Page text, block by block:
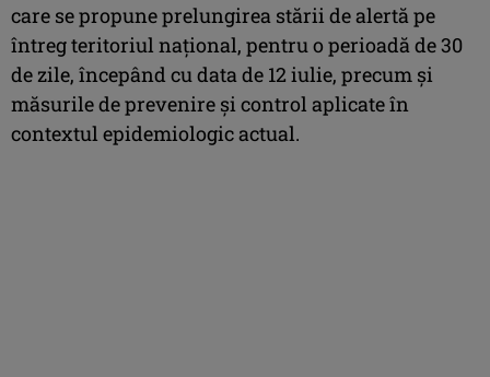
care se propune prelungirea stării de alertă pe
întreg teritoriul naţional, pentru o perioadă de 30
de zile, începând cu data de 12 iulie, precum şi
măsurile de prevenire şi control aplicate în
contextul epidemiologic actual.